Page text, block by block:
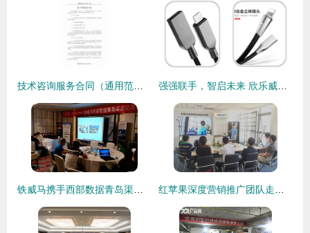
技术咨询服务合同（通用范本） 强强联手，智启未来 欣乐威携手远大方略落地《集成运营管理》咨询项目，打造高效运营体系
铁威马携手西部数据青岛渠道交流会圆满落幕，共话存储技术创新与渠道发展 红苹果深度营销推广团队走进青岛，助力智慧城市发展